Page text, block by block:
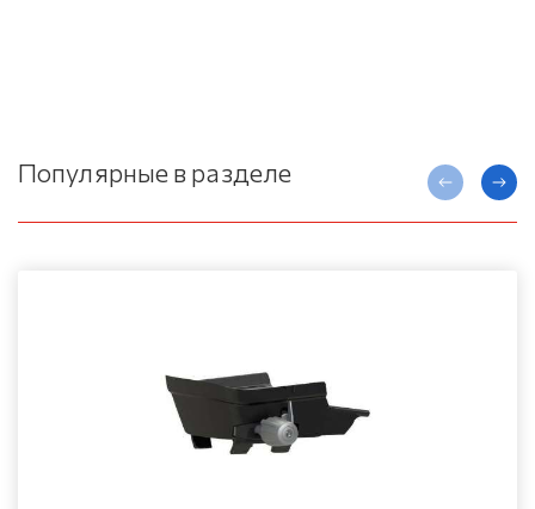
Популярные в разделе